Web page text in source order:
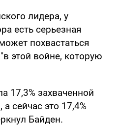
лидера, у
есть серьезная
похвастаться
этой войне, которую
17,3% захваченной
сейчас это 17,4%
Байден.